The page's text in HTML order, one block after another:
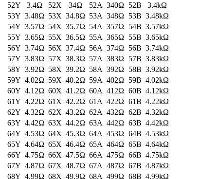
88Y
8.06Ω 88X 80.6Ω 88A 806Ω 88B
8.06kΩ
89Y 8.25Ω 89X 82.5Ω 89A 825Ω 89B 8.25kΩ
90Y 8.45Ω 90X 84.5Ω 90A 845Ω 90B 8.45kΩ
91Y 8.66Ω 91X 86.6Ω 91A 866Ω 91B 8.66kΩ
92Y 8.87Ω 92X 88.7Ω 92A 887Ω 92B 8.87kΩ
93Y 9.09Ω 93X 90.9Ω 93A 909Ω 93B 9.09kΩ
94Y 9.31Ω 94X 93.1Ω 94A 931Ω 94B 9.31kΩ
95Y 9.53Ω 95X 95.3Ω 95A 953Ω 95B 9.53kΩ
96Y 9.76Ω 96X 97.6Ω 96A 976Ω 96B 9.76kΩ
Penting untuk diketahui bahwa resistor
SMD mempunyai ukuran fisik yang sangat
kecil, selain itu juga ukurannya bisa
berbeda-beda. Dengan menggunakan lup
atau kaca pembesar dapat membantu kita
untuk melihat kode-nilai dengan jelas. Jika